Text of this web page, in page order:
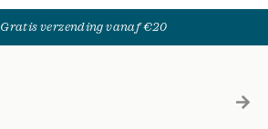
Gratis verzending vanaf €20